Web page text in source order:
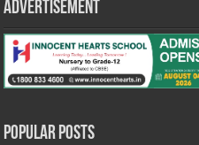
Advertisement
Popular Posts